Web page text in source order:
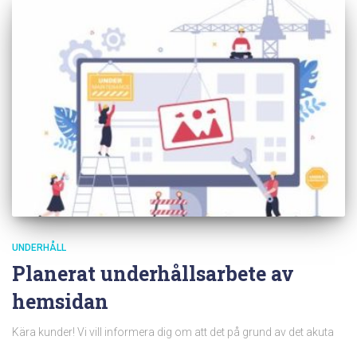
UNDERHÅLL
Planerat underhållsarbete av
hemsidan
Kära kunder! Vi vill informera dig om att det på grund av det akuta